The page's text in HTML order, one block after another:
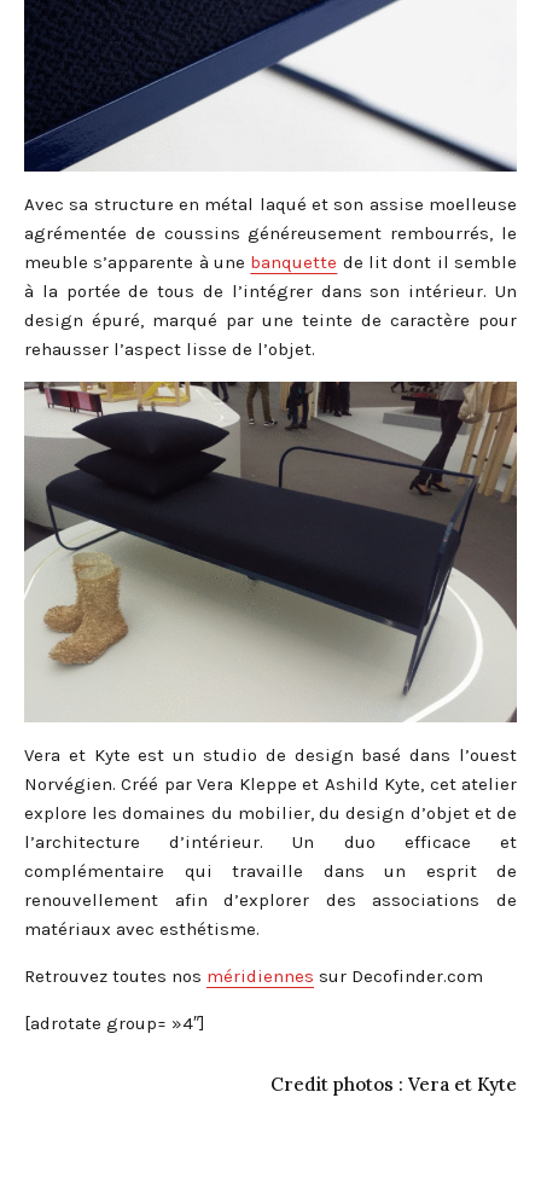
Avec sa structure en métal laqué et son assise moelleuse
agrémentée de coussins généreusement rembourrés, le
meuble s’apparente à une banquette de lit dont il semble
à la portée de tous de l’intégrer dans son intérieur. Un
design épuré, marqué par une teinte de caractère pour
rehausser l’aspect lisse de l’objet.
Vera et Kyte est un studio de design basé dans l’ouest
Norvégien. Créé par Vera Kleppe et Ashild Kyte, cet atelier
explore les domaines du mobilier, du design d’objet et de
l’architecture d’intérieur. Un duo efficace et
complémentaire qui travaille dans un esprit de
renouvellement afin d’explorer des associations de
matériaux avec esthétisme.
Retrouvez toutes nos méridiennes sur Decofinder.com
[adrotate group= »4″]
Credit photos : Vera et Kyte